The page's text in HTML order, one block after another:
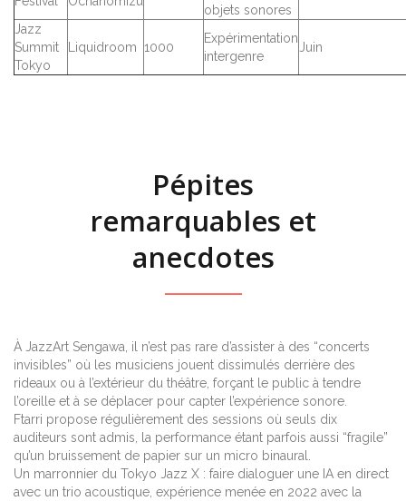
objets sonores
Jazz
Summit
Tokyo
Liquidroom 1000
Expérimentation
intergenre
Juin
Pépites
remarquables et
anecdotes
À JazzArt Sengawa, il n’est pas rare d’assister à des “concerts
invisibles” où les musiciens jouent dissimulés derrière des
rideaux ou à l’extérieur du théâtre, forçant le public à tendre
l’oreille et à se déplacer pour capter l’expérience sonore.
Ftarri propose régulièrement des sessions où seuls dix
auditeurs sont admis, la performance étant parfois aussi “fragile”
qu’un bruissement de papier sur un micro binaural.
Un marronnier du Tokyo Jazz X : faire dialoguer une IA en direct
avec un trio acoustique, expérience menée en 2022 avec la